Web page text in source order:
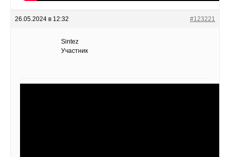
26.05.2024 в 12:32 #123221
Sintez
Участник